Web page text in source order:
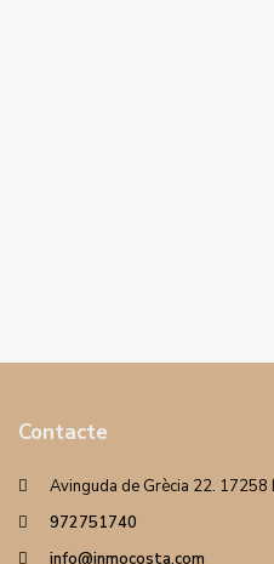
Contacte
Avinguda de Grècia 22. 17258
972751740
info@inmocosta.com